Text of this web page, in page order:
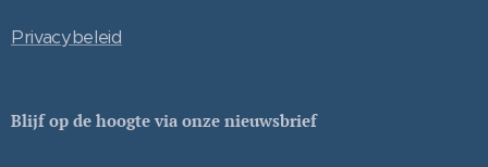
Privacybeleid
Blijf op de hoogte via onze nieuwsbrief